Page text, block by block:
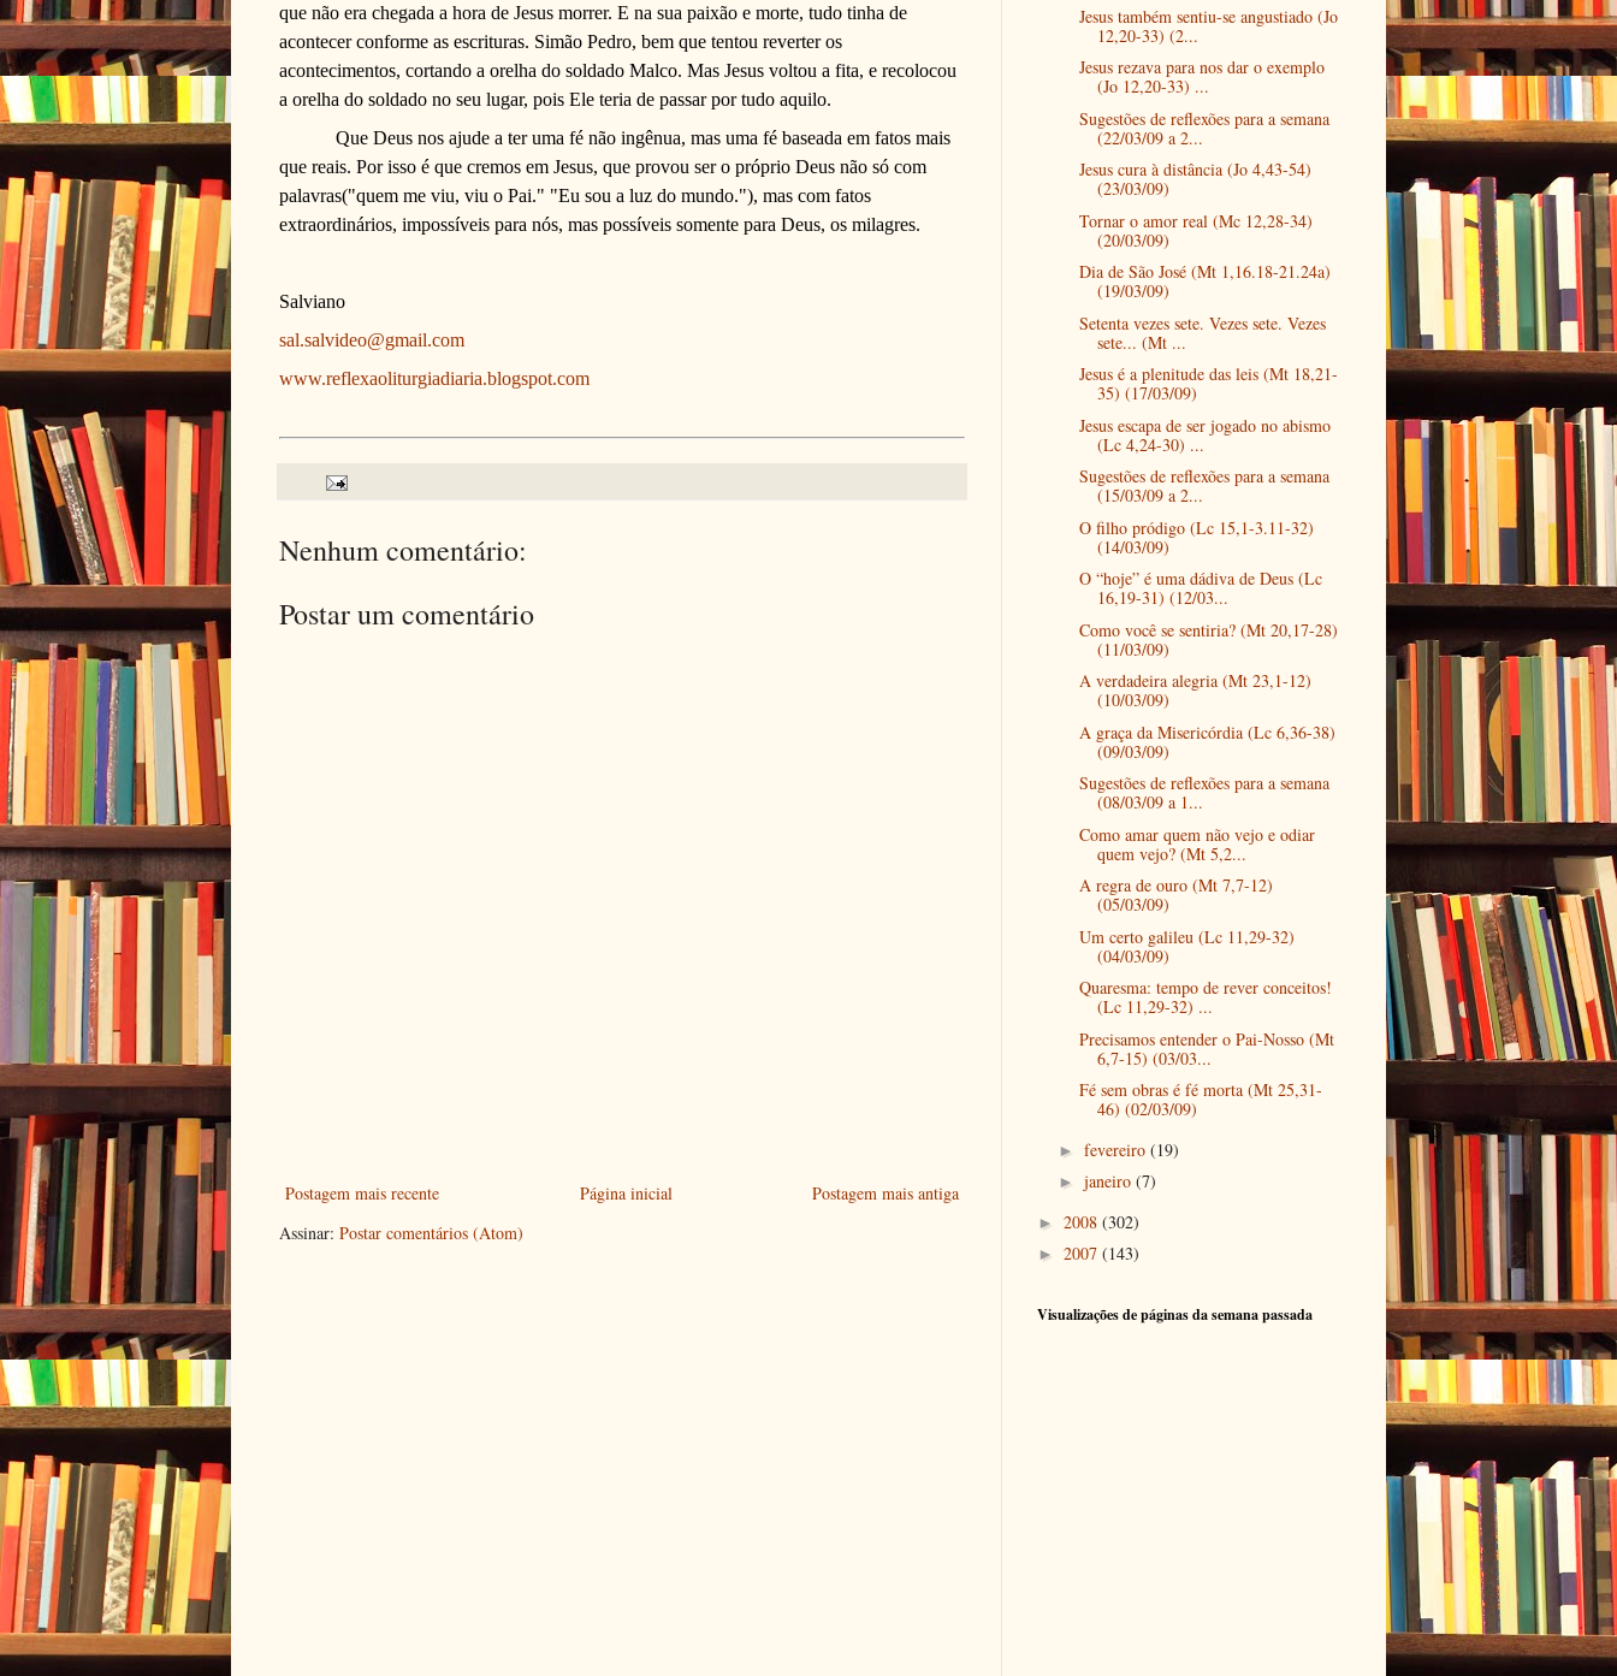
que não era chegada a hora de Jesus morrer. E na sua paixão e morte, tudo tinha de
acontecer conforme as escrituras. Simão Pedro, bem que tentou reverter os
acontecimentos, cortando a orelha do soldado Malco. Mas Jesus voltou a fita, e recolocou
a orelha do soldado no seu lugar, pois Ele teria de passar por tudo aquilo.
Que Deus nos ajude a ter uma fé não ingênua, mas uma fé baseada em fatos mais
que reais. Por isso é que cremos em Jesus, que provou ser o próprio Deus não só com
palavras("quem me viu, viu o Pai." "Eu sou a luz do mundo."), mas com fatos
extraordinários, impossíveis para nós, mas possíveis somente para Deus, os milagres.
Salviano
sal.salvideo@gmail.com
www.reflexaoliturgiadiaria.blogspot.com
Nenhum comentário:
Postar um comentário
Postagem mais recente Postagem mais antiga
Página inicial
Assinar: Postar comentários (Atom)
Jesus também sentiu-se angustiado (Jo
12,20-33) (2...
Jesus rezava para nos dar o exemplo
(Jo 12,20-33) ...
Sugestões de reflexões para a semana
(22/03/09 a 2...
Jesus cura à distância (Jo 4,43-54)
(23/03/09)
Tornar o amor real (Mc 12,28-34)
(20/03/09)
Dia de São José (Mt 1,16.18-21.24a)
(19/03/09)
Setenta vezes sete. Vezes sete. Vezes
sete... (Mt ...
Jesus é a plenitude das leis (Mt 18,21-
35) (17/03/09)
Jesus escapa de ser jogado no abismo
(Lc 4,24-30) ...
Sugestões de reflexões para a semana
(15/03/09 a 2...
O filho pródigo (Lc 15,1-3.11-32)
(14/03/09)
O “hoje” é uma dádiva de Deus (Lc
16,19-31) (12/03...
Como você se sentiria? (Mt 20,17-28)
(11/03/09)
A verdadeira alegria (Mt 23,1-12)
(10/03/09)
A graça da Misericórdia (Lc 6,36-38)
(09/03/09)
Sugestões de reflexões para a semana
(08/03/09 a 1...
Como amar quem não vejo e odiar
quem vejo? (Mt 5,2...
A regra de ouro (Mt 7,7-12)
(05/03/09)
Um certo galileu (Lc 11,29-32)
(04/03/09)
Quaresma: tempo de rever conceitos!
(Lc 11,29-32) ...
Precisamos entender o Pai-Nosso (Mt
6,7-15) (03/03...
Fé sem obras é fé morta (Mt 25,31-
46) (02/03/09)
► fevereiro (19)
► janeiro (7)
► 2008 (302)
► 2007 (143)
Visualizações de páginas da semana passada